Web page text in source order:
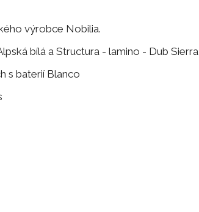
výrobce Nobilia.
bílá a Structura - lamino - Dub Sierra
s baterií Blanco